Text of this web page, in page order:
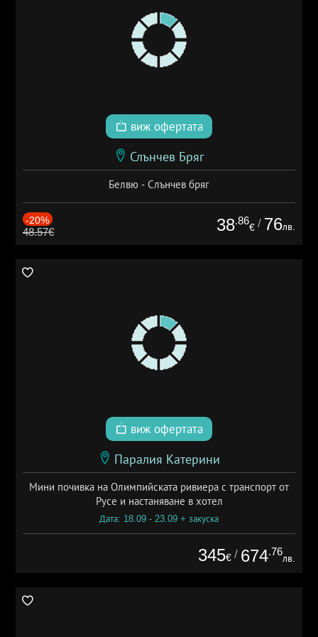
виж офертата
Слънчев Бряг
Белвю - Слънчев бряг
-20%
48.57€ 38.86
€ / 76лв.
виж офертата
Паралия Катерини
Мини почивка на Олимпийската ривиера с транспорт от
Русе и настаняване в хотел
Дата: 18.09 - 23.09 + закуска
345€ / 674.76
лв.